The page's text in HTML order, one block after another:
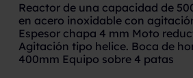
Reactor de una capacidad de
en acero inoxidable con
Espesor chapa 4 mm Moto
Agitación tipo helice. Boca de
400mm Equipo sobre 4 patas